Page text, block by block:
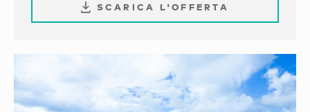
SCARICA L'OFFERTA